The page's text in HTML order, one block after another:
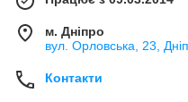
м. Дніпро
вул. Орловська, 23,
Контакти